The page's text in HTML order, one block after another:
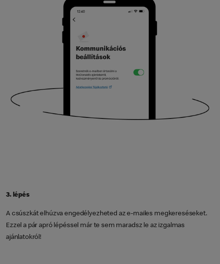
3. lépés
A csúszkát elhúzva engedélyezheted az e-mailes megkereséseket.
Ezzel a pár apró lépéssel már te sem maradsz le az izgalmas
ajánlatokról!